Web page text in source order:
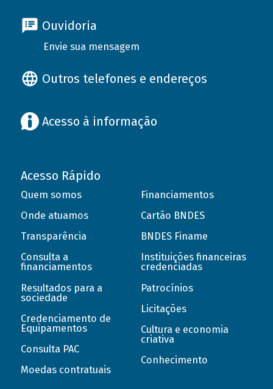
Ouvidoria
Envie sua mensagem
Outros telefones e endereços
Acesso à informação
Acesso Rápido
Quem somos
Onde atuamos
Transparência
Consulta a
financiamentos
Resultados para a
sociedade
Credenciamento de
Equipamentos
Consulta PAC
Moedas contratuais
Financiamentos
Cartão BNDES
BNDES Finame
Instituições financeiras
credenciadas
Patrocínios
Licitações
Cultura e economia
criativa
Conhecimento